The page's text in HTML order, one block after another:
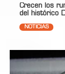
Crecen los
del histórico
NOTICIAS